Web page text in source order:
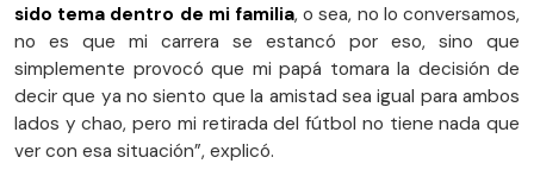
sido tema dentro de mi familia, o sea, no lo conversamos,
no es que mi carrera se estancó por eso, sino que
simplemente provocó que mi papá tomara la decisión de
decir que ya no siento que la amistad sea igual para ambos
lados y chao, pero mi retirada del fútbol no tiene nada que
ver con esa situación”, explicó.